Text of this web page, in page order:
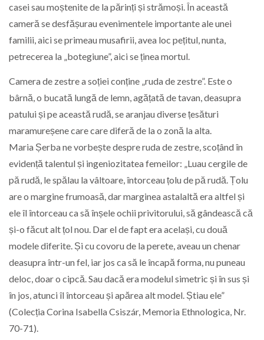
casei sau moștenite de la părinți și strămoși. În această
cameră se desfășurau evenimentele importante ale unei
familii, aici se primeau musafirii, avea loc pețitul, nunta,
petrecerea la „botegiune”, aici se ținea mortul.
Camera de zestre a soției conține „ruda de zestre”. Este o
bârnă, o bucată lungă de lemn, agățată de tavan, deasupra
patului și pe această rudă, se aranjau diverse țesături
maramureșene care care diferă de la o zonă la alta.
Maria Șerba ne vorbește despre ruda de zestre, scoțând în
evidență talentul și ingeniozitatea femeilor: „Luau cergile de
pă rudă, le spălau la vâltoare, întorceau țolu de pă rudă. Țolu
are o margine frumoasă, dar marginea astalaltă era altfel și
ele îl întorceau ca să înșele ochii privitorului, să gândească că
și-o făcut alt țol nou. Dar el de fapt era același, cu două
modele diferite. Și cu covoru de la perete, aveau un chenar
deasupra într-un fel, iar jos ca să le încapă forma, nu puneau
deloc, doar o cipcă. Sau dacă era modelul simetric și în sus și
în jos, atunci îl întorceau și apărea alt model. Știau ele”
(Colecția Corina Isabella Csiszár, Memoria Ethnologica, Nr.
70-71).